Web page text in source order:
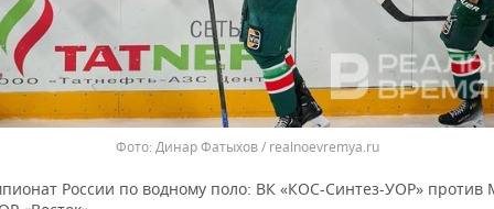
Динар Фатыхов / realnoevremya.ru
России по водному поло: ВК «КОС-Синтез-УОР» против